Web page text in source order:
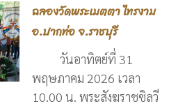
ฉลองวัดพระเมตตา ไทรงาม
อ.ปากท่อ จ.ราชบุรี
วันอาทิตย์ที่ 31
พฤษภาคม 2026 เวลา
10.00 น. พระสังฆราชซิลวี